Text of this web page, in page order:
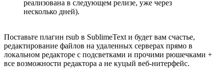
реализована в следующем релизе, уже через
несколько дней).
Поставьте плагин rsub в SublimeText и будет вам счастье,
редактирование файлов на удаленных серверах прямо в
локальном редакторе с подсветками и прочими рюшечками +
все возможности редактора а не куцый веб-нитерфейс.